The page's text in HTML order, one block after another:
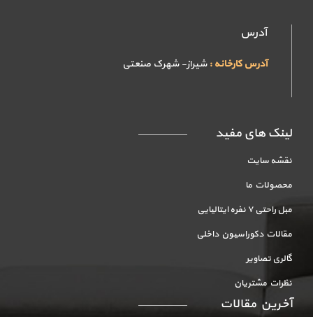
آدرس
آدرس کارخانه :شیراز- شهرک صنعتی
لینک های مفید
نقشه سایت
محصولات ما
مبل راحتی ۷ نفره ایتالیایی
مقالات دکوراسیون داخلی
گالری تصاویر
نظرات مشتریان
آخرین مقالات